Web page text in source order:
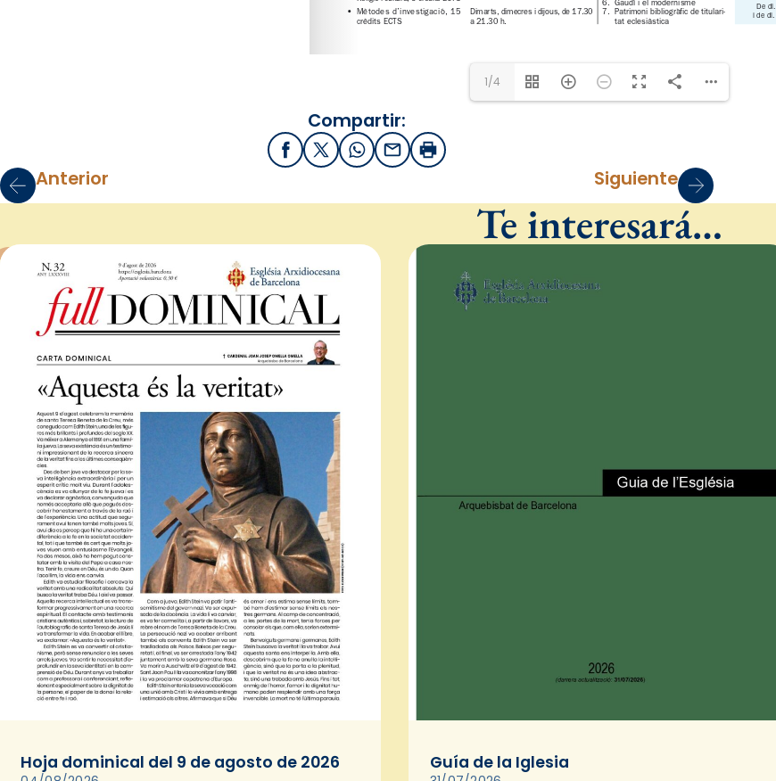
www.teologia-catalunya.cat
1/4
Compartir:
FacebookX / Twitter
WhatsApp
EmailImprimir
Anterior Siguiente
Te interesará…
Hoja dominical del 9 de agosto de 2026 Guía de la Iglesia